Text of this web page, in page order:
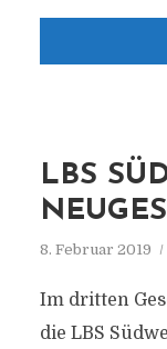
LBS
8. Februar 2019
Im dritten
die LBS